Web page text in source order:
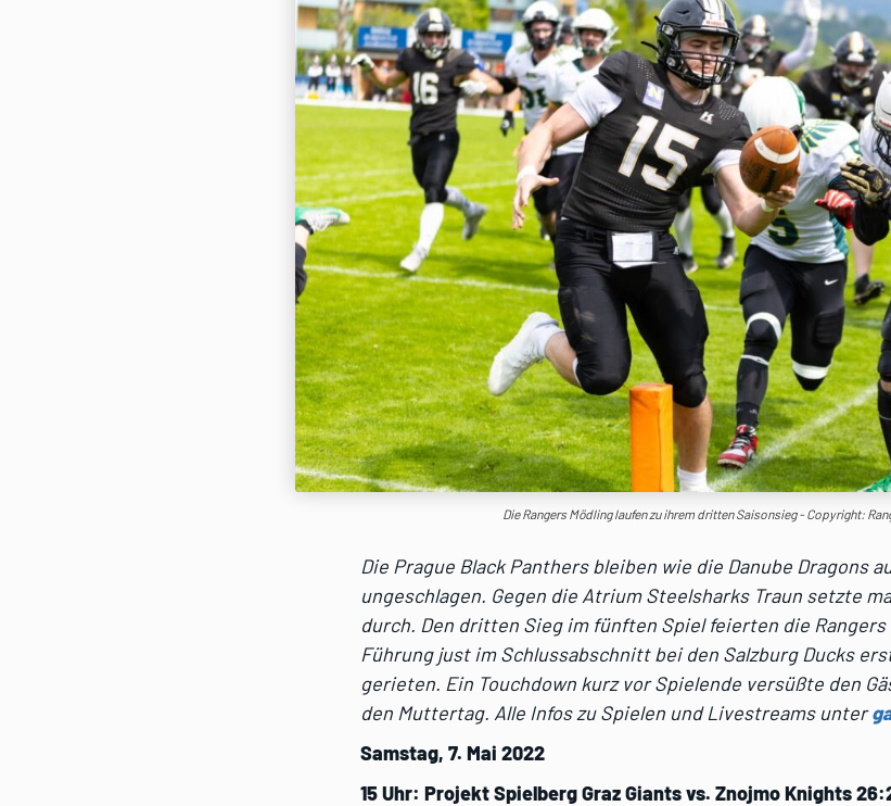
Die Rangers Mödling laufen zu ihrem dritten Saisonsieg - Copyright:
Die Prague Black Panthers bleiben wie die Danube Dragons
ungeschlagen. Gegen die Atrium Steelsharks Traun setzte
durch. Den dritten Sieg im fünften Spiel feierten die Rangers
Führung just im Schlussabschnitt bei den Salzburg Ducks
gerieten. Ein Touchdown kurz vor Spielende versüßte den
den Muttertag. Alle Infos zu Spielen und Livestreams unter
Samstag, 7. Mai 2022
15 Uhr: Projekt Spielberg Graz Giants vs. Znojmo Knights